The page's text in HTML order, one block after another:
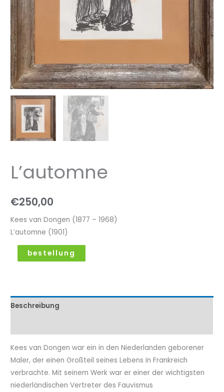
L’automne
€250,00
Kees van Dongen (1877 – 1968)
L’automne (1901)
bestellung
Beschreibung
Kees van Dongen war ein in den Niederlanden geborener
Maler, der einen Großteil seines Lebens in Frankreich
verbrachte. Mit seinem Werk war er einer der wichtigsten
niederländischen Vertreter des Fauvismus